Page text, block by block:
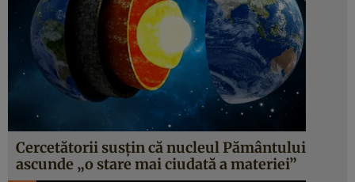
Cercetătorii susțin că nucleul Pământului
ascunde „o stare mai ciudată a materiei”